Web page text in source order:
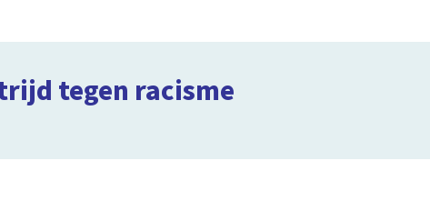
tegen racisme
1:23